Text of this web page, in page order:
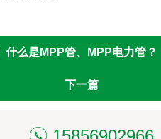
什么是MPP管、MPP电力管？
下一篇